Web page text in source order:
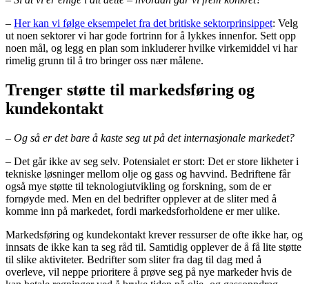
– Her kan vi følge eksempelet fra det britiske sektorprinsippet: Velg
ut noen sektorer vi har gode fortrinn for å lykkes innenfor. Sett opp
noen mål, og legg en plan som inkluderer hvilke virkemiddel vi har
rimelig grunn til å tro bringer oss nær målene.
Trenger støtte til markedsføring og
kundekontakt
– Og så er det bare å kaste seg ut på det internasjonale markedet?
– Det går ikke av seg selv. Potensialet er stort: Det er store likheter i
tekniske løsninger mellom olje og gass og havvind. Bedriftene får
også mye støtte til teknologiutvikling og forskning, som de er
fornøyde med. Men en del bedrifter opplever at de sliter med å
komme inn på markedet, fordi markedsforholdene er mer ulike.
Markedsføring og kundekontakt krever ressurser de ofte ikke har, og
innsats de ikke kan ta seg råd til. Samtidig opplever de å få lite støtte
til slike aktiviteter. Bedrifter som sliter fra dag til dag med å
overleve, vil neppe prioritere å prøve seg på nye markeder hvis de